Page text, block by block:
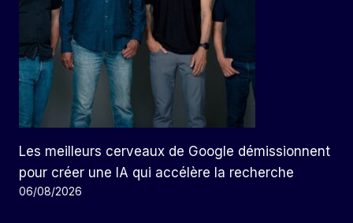
Les meilleurs cerveaux de Google démissionnent
pour créer une IA qui accélère la recherche
06/08/2026